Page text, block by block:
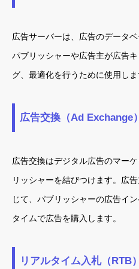
広告サーバーは、広告のデータ
パブリッシャーや広告主が広告
グ、最適化を行うために使用しま
広告交換（Ad Exchange）
広告交換はデジタル広告のマー
リッシャーを結びつけます。広
じて、パブリッシャーの広告イ
タイムで広告を購入します。
リアルタイム入札（RTB）